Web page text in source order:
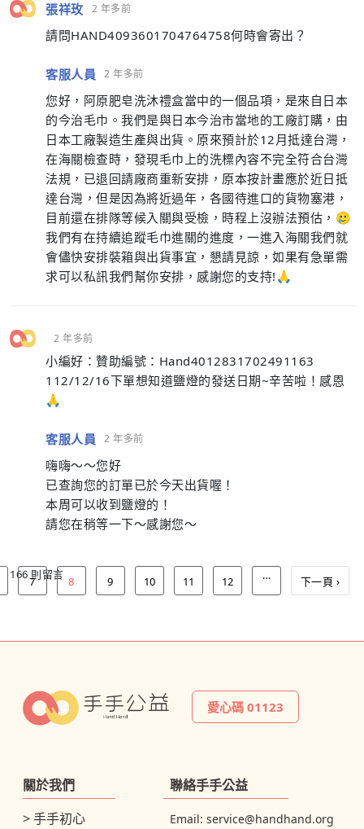
張祥玫 2 年多前
請問HAND4093601704764758何時會寄出？
客服人員 2 年多前
您好，阿原肥皂洗沐禮盒當中的一個品項，是來自日本
的今治毛巾。我們是與日本今治市當地的工廠訂購，由
日本工廠製造生產與出貨。原來預計於12月抵達台灣，
在海關檢查時，發現毛巾上的洗標內容不完全符合台灣
法規，已退回請廠商重新安排，原本按計畫應於近日抵
達台灣，但是因為將近過年，各國待進口的貨物塞港，
目前還在排隊等候入關與受檢，時程上沒辦法預估，🥲
我們有在持續追蹤毛巾進關的進度，一進入海關我們就
會儘快安排裝箱與出貨事宜，懇請見諒，如果有急單需
求可以私訊我們幫你安排，感謝您的支持!🙏
2 年多前
小編好：贊助編號：Hand4012831702491163
112/12/16下單想知道鹽燈的發送日期~辛苦啦！感恩
🙏
客服人員 2 年多前
嗨嗨～～您好
已查詢您的訂單已於今天出貨喔！
本周可以收到鹽燈的！
請您在稍等一下～感謝您～
166 則留言
7 8 9 10 11 12 … 下一頁 ›
愛心碼 01123
關於我們
> 手手初心
聯絡手手公益
Email:service@handhand.org